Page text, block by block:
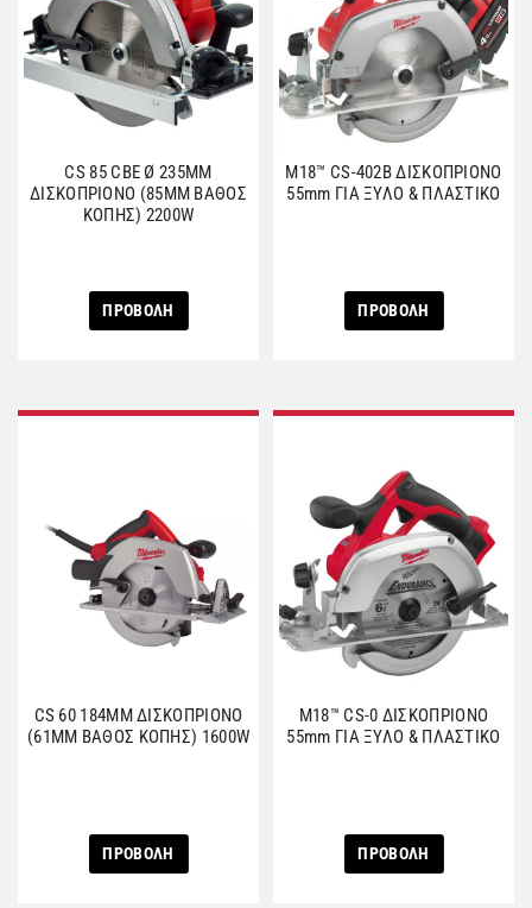
CS 85 CBE Ø 235MM
ΔΙΣΚΟΠΡΙΟΝΟ (85ΜΜ ΒΑΘΟΣ
ΚΟΠΗΣ) 2200W
ΠΡΟΒΟΛΗ
M18™ CS-402B ΔΙΣΚΟΠΡΙΟΝΟ
55mm ΓΙΑ ΞΥΛΟ & ΠΛΑΣΤΙΚΟ
ΠΡΟΒΟΛΗ
CS 60 184MM ΔΙΣΚΟΠΡΙΟΝΟ
(61ΜΜ ΒΑΘΟΣ ΚΟΠΗΣ) 1600W
ΠΡΟΒΟΛΗ
M18™ CS-0 ΔΙΣΚΟΠΡΙΟΝΟ
55mm ΓΙΑ ΞΥΛΟ & ΠΛΑΣΤΙΚΟ
ΠΡΟΒΟΛΗ